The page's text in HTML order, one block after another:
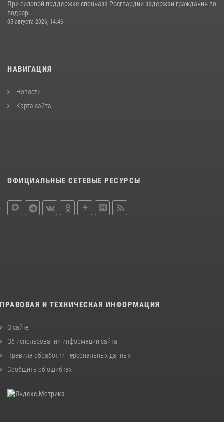
При силовой поддержке спецназа Росгвардии задержан гражданин по
подозр...
05 августа 2026, 14:46
НАВИГАЦИЯ
Новости
Карта сайта
ОФИЦИАЛЬНЫЕ СЕТЕВЫЕ РЕСУРСЫ
ПРАВОВАЯ И ТЕХНИЧЕСКАЯ ИНФОРМАЦИЯ
О сайте
Об использовании информации сайта
Правила обработки персональных данных
Сообщить об ошибках